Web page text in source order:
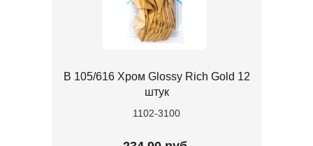
В 105/616 Хром Glossy Rich Gold 12
штук
1102-3100